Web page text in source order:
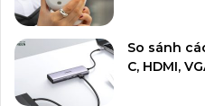
So sánh
C, HDMI,